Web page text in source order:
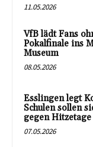
11.05.2026
VfB lädt Fans
Pokalfinale ins
Museum
08.05.2026
Esslingen legt
Schulen sollen
gegen
07.05.2026